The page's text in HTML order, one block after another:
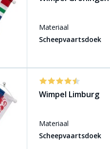
Materiaal
Scheepvaartsdoek
Wimpel Limburg
Materiaal
Scheepvaartsdoek